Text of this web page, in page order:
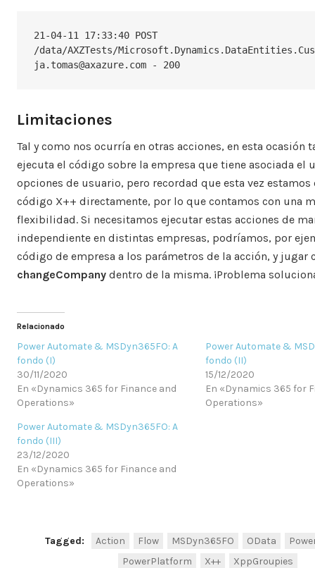
21-04-11 17:33:40 POST
/data/AXZTests/
ja.tomas@axazure.com - 200
Limitaciones
Tal y como nos ocurría en otras acciones, en esta ocasión
ejecuta el código sobre la empresa que tiene asociada el
opciones de usuario, pero recordad que esta vez estamos
código X++ directamente, por lo que contamos con una
flexibilidad. Si necesitamos ejecutar estas acciones de
independiente en distintas empresas, podríamos, por
código de empresa a los parámetros de la acción, y jugar
changeCompany dentro de la misma. ¡Problema
Relacionado
Power Automate & MSDyn365FO: A
fondo (I)
30/11/2020
En «Dynamics 365 for Finance and
Operations»
Power Automate &
fondo (II)
15/12/2020
En «Dynamics 365 for
Operations»
Power Automate & MSDyn365FO: A
fondo (III)
23/12/2020
En «Dynamics 365 for Finance and
Operations»
Tagged: Action Flow MSDyn365FO OData
PowerPlatform
X++ XppGroupies